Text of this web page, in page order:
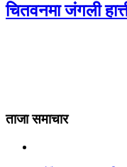
चितवनमा जंगली
ताजा समाचार